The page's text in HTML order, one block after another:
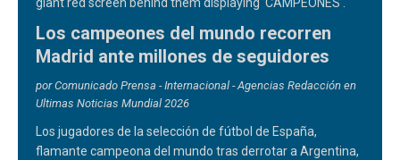
Los campeones del mundo recorren
Madrid ante millones de seguidores
por Comunicado Prensa - Internacional - Agencias Redacción en
Ultimas Noticias Mundial 2026
Los jugadores de la selección de fútbol de España,
flamante campeona del mundo tras derrotar a Argentina,